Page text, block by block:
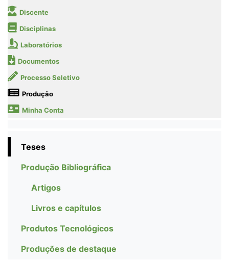
Discente
Disciplinas
Laboratórios
Documentos
Processo Seletivo
Produção
Minha Conta
Teses
Produção Bibliográfica
Artigos
Livros e capítulos
Produtos Tecnológicos
Produções de destaque